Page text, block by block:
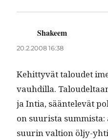
Shakeem
20.2.2008 16:38
Kehit­tyvät taloudet
vauhdil­la.
ja Intia, sään­televät
on suurista
suurin val­tion öljy-